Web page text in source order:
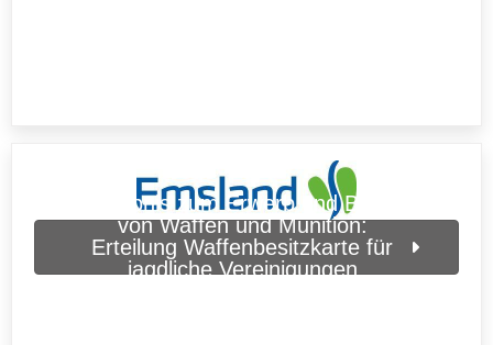
Erlaubnis zum Erwerb und Besitz
von Waffen und Munition:
Erteilung Waffenbesitzkarte für
jagdliche Vereinigungen